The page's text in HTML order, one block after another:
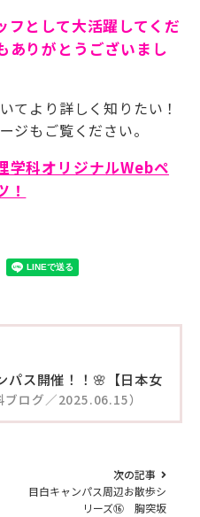
フとして大活躍してくだ
ありがとうございまし
てより詳しく知りたい！
ジもご覧ください。
学科オリジナルWebペ
！
パス開催！！🌸【日本女
ブログ／2025.06.15）
次の記事
目白キャンパス周辺お散歩シ
リーズ⑯ 胸突坂